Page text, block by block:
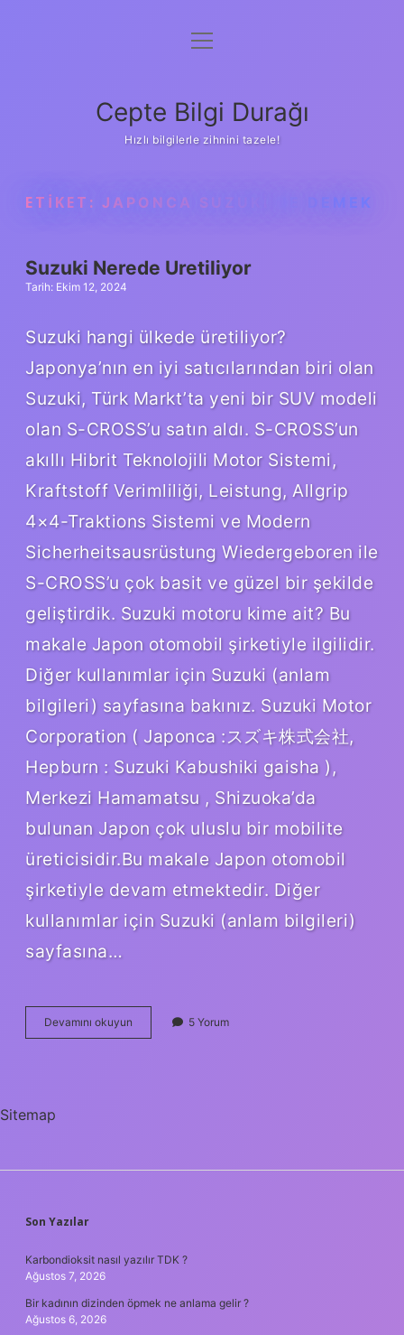
Anasayfa
Yasal Uyarı
menüyü
Cepte Bilgi Durağı
Hızlı bilgilerle zihnini tazele!
ETIKET: JAPONCA SUZUKI NE DEMEK
Suzuki Nerede Uretiliyor
Tarih: Ekim 12, 2024
Suzuki hangi ülkede üretiliyor?
Japonya’nın en iyi satıcılarından biri olan
Suzuki, Türk Markt’ta yeni bir SUV modeli
olan S-CROSS’u satın aldı. S-CROSS’un
akıllı Hibrit Teknolojili Motor Sistemi,
Kraftstoff Verimliliği, Leistung, Allgrip
4×4-Traktions Sistemi ve Modern
Sicherheitsausrüstung Wiedergeboren ile
S-CROSS’u çok basit ve güzel bir şekilde
geliştirdik. Suzuki motoru kime ait? Bu
makale Japon otomobil şirketiyle ilgilidir.
Diğer kullanımlar için Suzuki (anlam
bilgileri) sayfasına bakınız. Suzuki Motor
Corporation ( Japonca :スズキ株式会社,
Hepburn : Suzuki Kabushiki gaisha ),
Merkezi Hamamatsu , Shizuoka’da
bulunan Japon çok uluslu bir mobilite
üreticisidir.Bu makale Japon otomobil
şirketiyle devam etmektedir. Diğer
kullanımlar için Suzuki (anlam bilgileri)
sayfasına…
Devamını okuyun
Nerede
5 Yorum
Sitemap
SIDEBAR
Son Yazılar
Karbondioksit nasıl yazılır TDK ?
Ağustos 7, 2026
Bir kadının dizinden öpmek ne anlama gelir ?
Ağustos 6, 2026